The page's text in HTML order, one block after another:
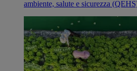
ambiente, salute e sicurezza